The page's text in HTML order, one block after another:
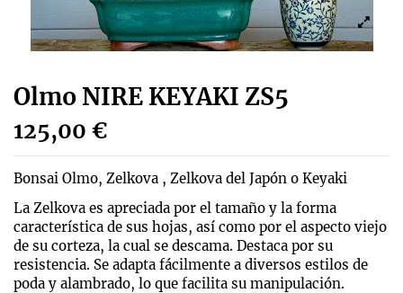
Olmo NIRE KEYAKI ZS5
125,00 €
Bonsai Olmo, Zelkova , Zelkova del Japón​ o Keyaki
La Zelkova es apreciada por el tamaño y la forma
característica de sus hojas, así como por el aspecto viejo
de su corteza, la cual se descama. Destaca por su
resistencia. Se adapta fácilmente a diversos estilos de
poda y alambrado, lo que facilita su manipulación.